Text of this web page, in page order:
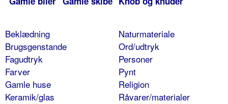
Beklædning
Brugsgenstande
Fagudtryk
Farver
Gamle huse
Keramik/glas
Naturmateriale
Ord/udtryk
Personer
Pynt
Religion
Råvarer/materialer